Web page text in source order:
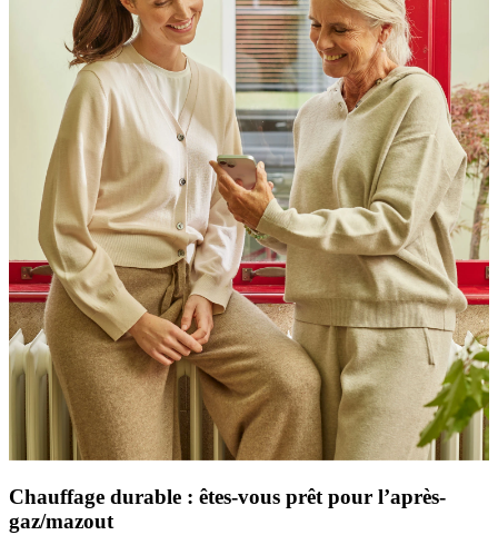
Chauffage durable : êtes-vous prêt pour l’après-
gaz/mazout